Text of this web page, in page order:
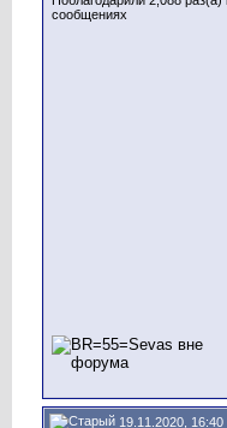
сообщениях
19.11.2020, 16:40